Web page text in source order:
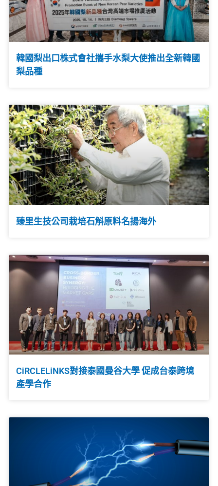
韓國梨出口株式會社攜手水梨大使推出全新韓國
梨品種
臻里生技公司栽培石斛原料名揚海外
CiRCLELiNKS對接泰國曼谷大學 促成台泰跨境
產學合作